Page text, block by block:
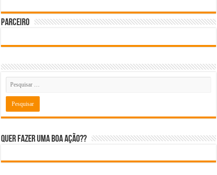
Parceiro
Quer fazer uma boa ação??